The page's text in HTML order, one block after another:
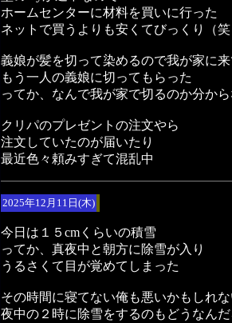
ホームセンターに材料を買いに行った
ネットで買うよりも安くてびっくり（
義娘が髪を切って染めるので我が家に
もう一人の義娘に切ってもらった
ってか、なんで我が家で切るのか分か
クリパのプレゼントの注文やら
注文していたのが届いたり
最近色々頼みすぎて混乱中
2025年12月11日(木)
今日は１５cmくらいの積雪
ってか、真夜中と朝方に除雪が入り
うるさくて目が覚めてしまった
その時間に寝てない俺も悪いかもしれ
夜中の２時に除雪をするのもどうなん